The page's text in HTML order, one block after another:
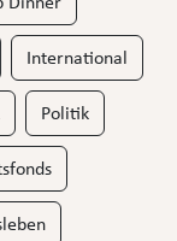
International
Politik